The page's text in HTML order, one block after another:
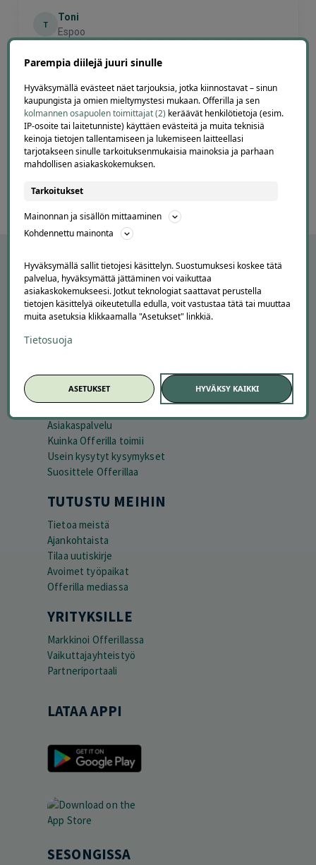
T
Toni
Espoo
Hinta palvelulle oli hyvä, ja ostaminen oli selkeää ja
Lisätty
Page
3 / 60
APUA JA NEUVOJA
Asiakaspalvelu
Kuinka Offerilla toimii
Usein kysytyt kysymykset
Suosittele Offerillaa
TUTUSTU MEIHIN
Tietoa meistä
Ajankohtaista
Tilaa uutiskirje
Avoimet työpaikat
Offerilla mediassa
YRITYKSILLE
Markkinoi Offerillassa
Vaikuttajayhteistyö
Partneriportaali
LATAA APPI
SESONGISSA
Parempia diilejä juuri sinulle
Hyväksymällä evästeet näet tarjouksia, jotka kiinnostavat – sinun
kaupungista ja omien mieltymystesi mukaan. Offerilla ja sen
kolmannen osapuolen toimittajat (2) keräävät henkilötietoja (esim.
IP-osoite tai laitetunniste) käyttäen evästeitä ja muita teknisiä
keinoja tietojen tallentamiseen ja lukemiseen laitteellasi
tarjotakseen sinulle tarkoituksenmukaisia mainoksia ja parhaan
mahdollisen asiakaskokemuksen.
Tarkoitukset
Mainonnan ja sisällön mittaaminen
Kohdennettu mainonta
Hyväksymällä sallit tietojesi käsittelyn. Suostumuksesi koskee tätä
palvelua, hyväksymättä jättäminen voi vaikuttaa
asiakaskokemukseesi. Jotkut teknologiat saattavat perustella
tietojen käsittelyä oikeutetulla edulla, voit vastustaa tätä tai muuttaa
muita asetuksia klikkaamalla "Asetukset" linkkiä.
Tietosuoja
ASETUKSET HYVÄKSY KAIKKI